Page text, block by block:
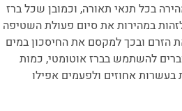
בכל תנאי תאורה, וכמובן שכל ברז
במהירות את סיום פעולת השטיפה
הזרם ובכך למקסם את החיסכון במים
להשתמש בברז אוטומטי, כמות
אחוזים ולפעמים אפילו